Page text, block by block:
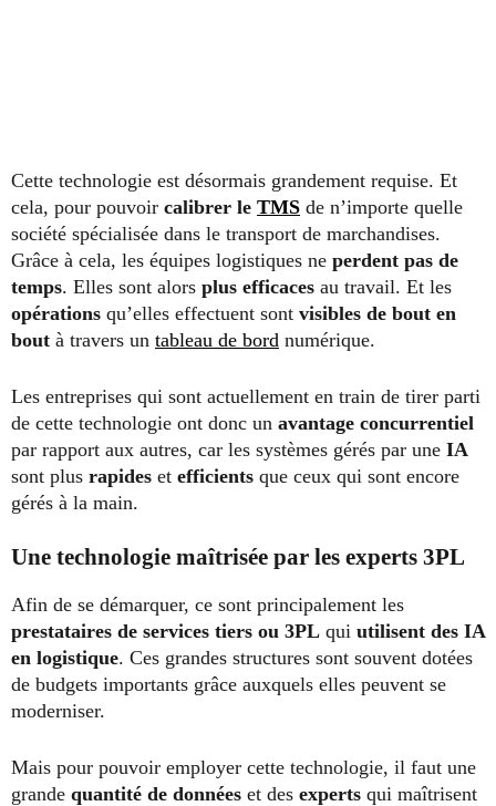
Cette technologie est désormais grandement requise. Et
cela, pour pouvoir calibrer le TMS de n’importe quelle
société spécialisée dans le transport de marchandises.
Grâce à cela, les équipes logistiques ne perdent pas de
temps. Elles sont alors plus efficaces au travail. Et les
opérations qu’elles effectuent sont visibles de bout en
bout à travers un tableau de bord numérique.
Les entreprises qui sont actuellement en train de tirer parti
de cette technologie ont donc un avantage concurrentiel
par rapport aux autres, car les systèmes gérés par une IA
sont plus rapides et efficients que ceux qui sont encore
gérés à la main.
Une technologie maîtrisée par les experts 3PL
Afin de se démarquer, ce sont principalement les
prestataires de services tiers ou 3PL qui utilisent des IA
en logistique. Ces grandes structures sont souvent dotées
de budgets importants grâce auxquels elles peuvent se
moderniser.
Mais pour pouvoir employer cette technologie, il faut une
grande quantité de données et des experts qui maîtrisent